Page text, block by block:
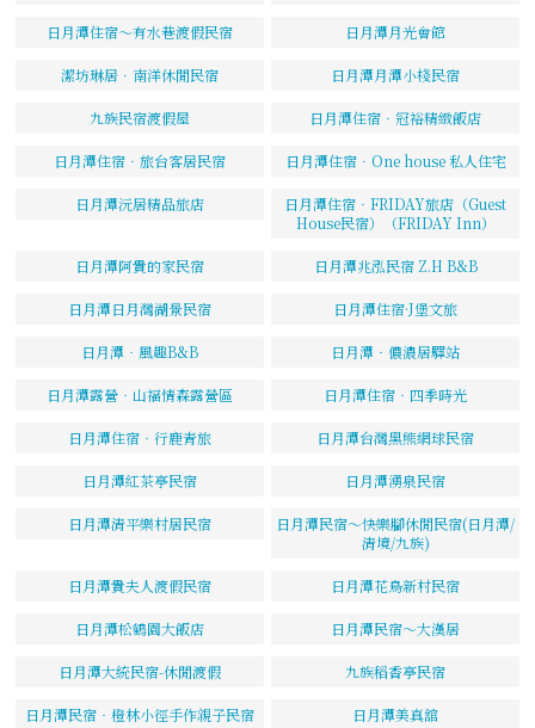
日月潭住宿～有水巷渡假民宿 日月潭月光會館
潔坊琳居．南洋休閒民宿 日月潭月潭小棧民宿
九族民宿渡假屋 日月潭住宿‧冠裕精緻飯店
日月潭住宿‧旅台客居民宿 日月潭住宿．One house 私人住宅
日月潭沅居精品旅店
日月潭住宿‧FRIDAY旅店（Guest
House民宿）（FRIDAY Inn）
日月潭阿貴的家民宿 日月潭兆泓民宿 Z.H B&B
日月潭日月灣湖景民宿 日月潭住宿·J堡文旅
日月潭‧風趣B&B 日月潭‧儂濃居驛站
日月潭露營‧山福情森露營區 日月潭住宿‧四季時光
日月潭住宿‧行鹿青旅 日月潭台灣黑熊網球民宿
日月潭紅茶亭民宿 日月潭湧泉民宿
日月潭清平樂村居民宿
日月潭民宿～快樂腳休閒民宿(日月潭/
清境/九族)
日月潭貴夫人渡假民宿 日月潭花鳥新村民宿
日月潭松鶴園大飯店 日月潭民宿～大漢居
日月潭大統民宿-休閒渡假 九族稻香亭民宿
日月潭民宿‧橙林小徑手作親子民宿 日月潭美真舘